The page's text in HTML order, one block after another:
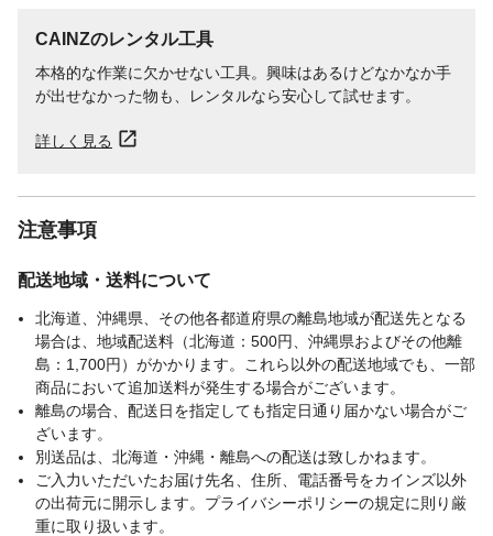
CAINZのレンタル工具
本格的な作業に欠かせない工具。興味はあるけどなかなか手
が出せなかった物も、レンタルなら安心して試せます。
詳しく見る
注意事項
配送地域・送料について
北海道、沖縄県、その他各都道府県の離島地域が配送先となる
場合は、地域配送料（北海道：500円、沖縄県およびその他離
島：1,700円）がかかります。これら以外の配送地域でも、一部
商品において追加送料が発生する場合がございます。
離島の場合、配送日を指定しても指定日通り届かない場合がご
ざいます。
別送品は、北海道・沖縄・離島への配送は致しかねます。
ご入力いただいたお届け先名、住所、電話番号をカインズ以外
の出荷元に開示します。プライバシーポリシーの規定に則り厳
重に取り扱います。